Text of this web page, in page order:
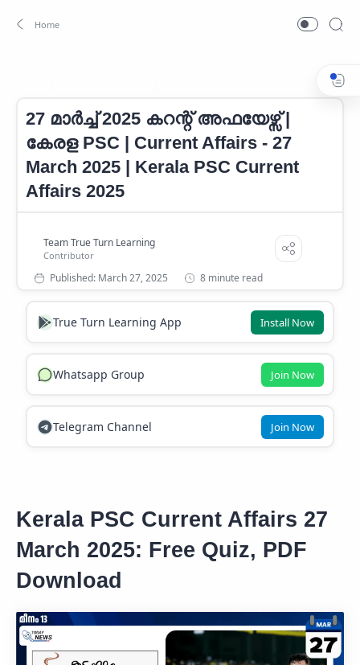
27 മാർച്ച് 2025 കറന്റ് അഫയേഴ്സ് |
കേരള PSC | Current Affairs - 27
March 2025 | Kerala PSC Current
Affairs 2025
8 minute read
True Turn Learning App Install Now
Whatsapp Group Join Now
Telegram Channel Join Now
Kerala PSC Current Affairs 27
March 2025: Free Quiz, PDF
Download